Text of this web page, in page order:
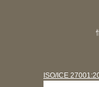
ISO/ICE